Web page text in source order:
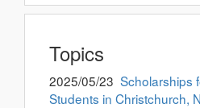
Topics
2025/05/23 Scholarships
Students in Christchurch,